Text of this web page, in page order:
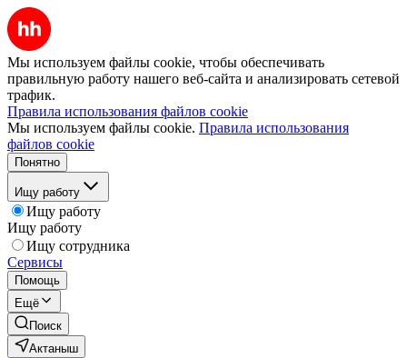
Мы используем файлы cookie, чтобы обеспечивать
правильную работу нашего веб-сайта и анализировать сетевой
трафик.
Правила использования файлов cookie
Мы используем файлы cookie. Правила использования
файлов cookie
Понятно
Ищу работу
Ищу работу
Ищу работу
Ищу сотрудника
Сервисы
Помощь
Ещё
Поиск
Актаныш